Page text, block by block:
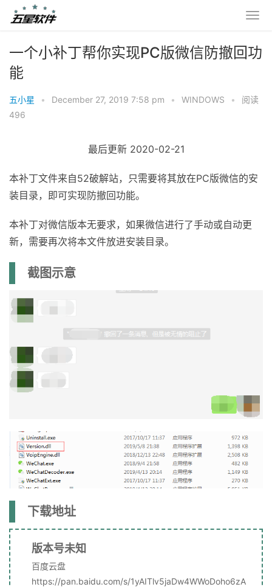
一个小补丁帮你实现PC版微信防撤回功
能
五小星 • December 27, 2019 7:58 pm • WINDOWS •
阅读
496
最后更新 2020-02-21
本补丁文件来自52破解站，只需要将其放在PC版微信的安
装目录，即可实现防撤回功能。
本补丁对微信版本无要求，如果微信进行了手动或自动更
新，需要再次将本文件放进安装目录。
截图示意
下载地址
版本号未知
百度云盘
https://pan.baidu.com/s/1yAITlv5jaDw4WWoDoho6zA